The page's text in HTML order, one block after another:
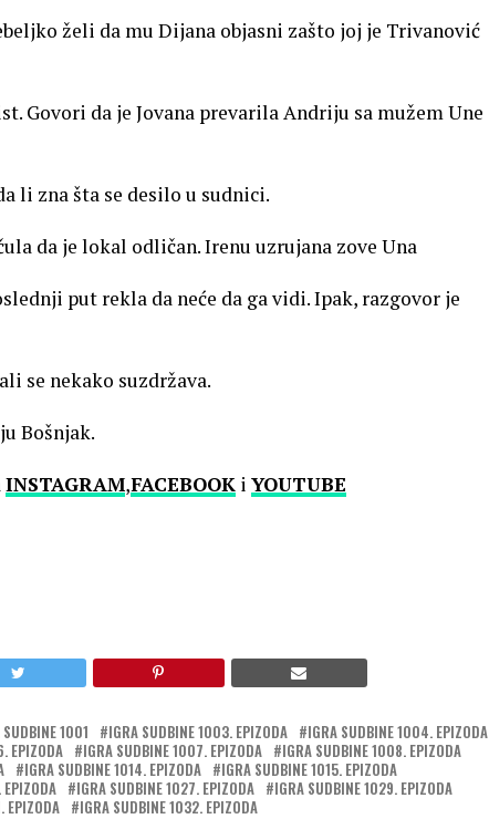
želi da mu Dijana objasni zašto joj je Trivanović
Govori da je Jovana prevarila Andriju sa mužem Une
li zna šta se desilo u sudnici.
da je lokal odličan. Irenu uzrujana zove Una
put rekla da neće da ga vidi. Ipak, razgovor je
se nekako suzdržava.
Bošnjak.
INSTAGRAM,FACEBOOK i YOUTUBE
SUDBINE 1001 IGRA SUDBINE 1003. EPIZODA
IGRA SUDBINE 1004. EPIZODA
EPIZODA IGRA SUDBINE 1007. EPIZODA
IGRA SUDBINE 1008. EPIZODA
IGRA SUDBINE 1014. EPIZODA
IGRA SUDBINE 1015. EPIZODA
IGRA SUDBINE 1027. EPIZODA
IGRA SUDBINE 1029. EPIZODA
EPIZODA IGRA SUDBINE 1032. EPIZODA